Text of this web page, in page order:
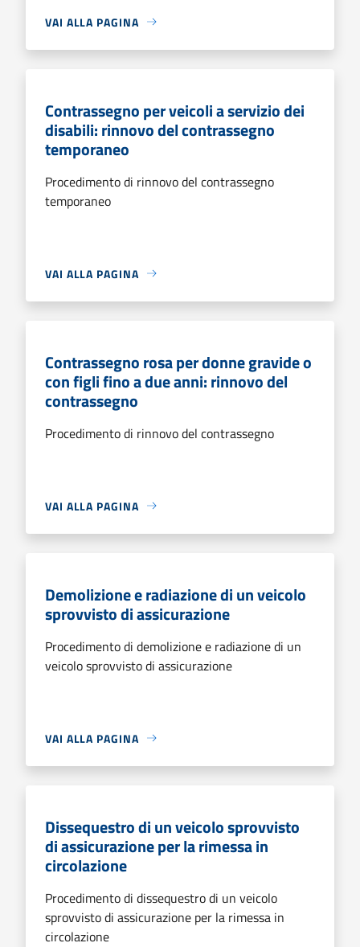
VAI ALLA PAGINA
Contrassegno per veicoli a servizio dei
disabili: rinnovo del contrassegno
temporaneo
Procedimento di rinnovo del contrassegno
temporaneo
VAI ALLA PAGINA
Contrassegno rosa per donne gravide o
con figli fino a due anni: rinnovo del
contrassegno
Procedimento di rinnovo del contrassegno
VAI ALLA PAGINA
Demolizione e radiazione di un veicolo
sprovvisto di assicurazione
Procedimento di demolizione e radiazione di un
veicolo sprovvisto di assicurazione
VAI ALLA PAGINA
Dissequestro di un veicolo sprovvisto
di assicurazione per la rimessa in
circolazione
Procedimento di dissequestro di un veicolo
sprovvisto di assicurazione per la rimessa in
circolazione